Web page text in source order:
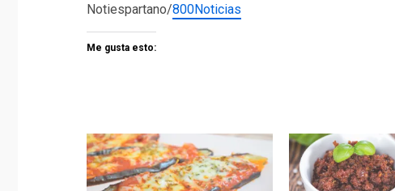
Notiespartano/800Noticias
Me gusta esto: